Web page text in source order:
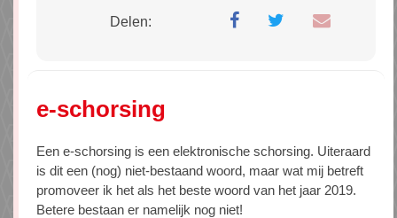
Delen:
e-schorsing
Een e-schorsing is een elektronische schorsing. Uiteraard
is dit een (nog) niet-bestaand woord, maar wat mij betreft
promoveer ik het als het beste woord van het jaar 2019.
Betere bestaan er namelijk nog niet!